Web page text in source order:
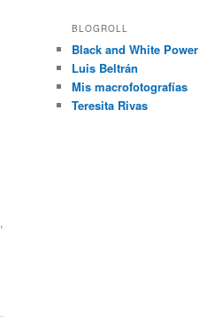
,
BLOGROLL
Black and White Power
Luis Beltrán
Mis macrofotografías
Teresita Rivas